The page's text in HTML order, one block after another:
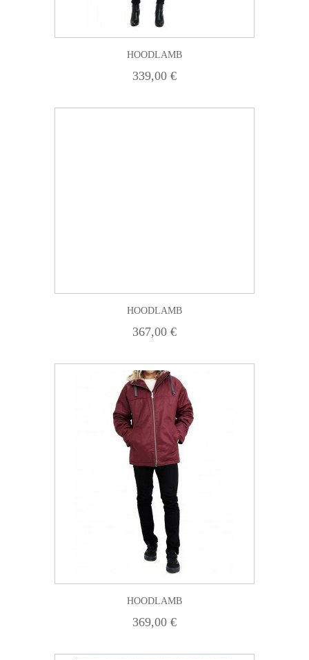
HOODLAMB
339,00 €
HOODLAMB
367,00 €
HOODLAMB
369,00 €